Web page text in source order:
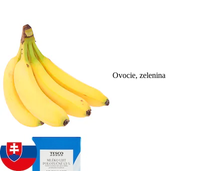
Ovocie, zelenina